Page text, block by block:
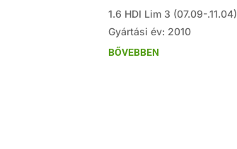
1.6 HDI Lim 3 (07.09-.11.04)
Gyártási év: 2010
BŐVEBBEN